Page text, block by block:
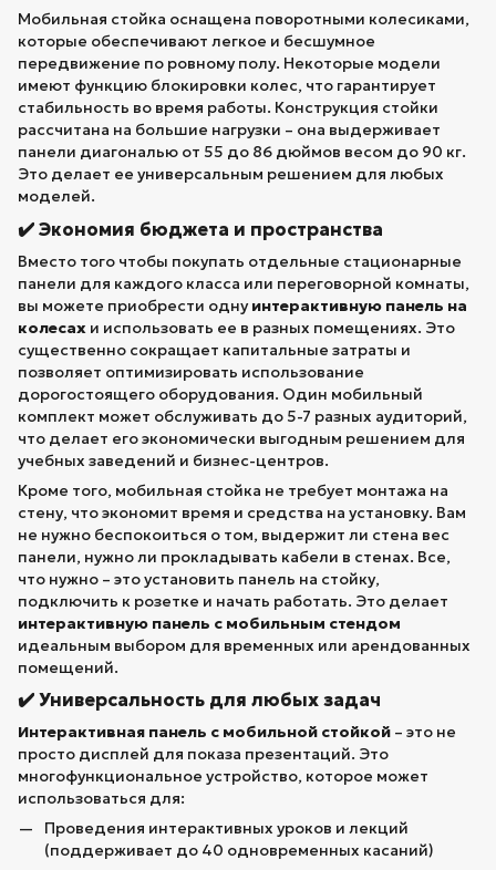
Мобильная стойка оснащена поворотными колесиками,
которые обеспечивают легкое и бесшумное
передвижение по ровному полу. Некоторые модели
имеют функцию блокировки колес, что гарантирует
стабильность во время работы. Конструкция стойки
рассчитана на большие нагрузки – она выдерживает
панели диагональю от 55 до 86 дюймов весом до 90 кг.
Это делает ее универсальным решением для любых
моделей.
✔️ Экономия бюджета и пространства
Вместо того чтобы покупать отдельные стационарные
панели для каждого класса или переговорной комнаты,
вы можете приобрести однуинтерактивную панель на
колесах и использовать ее в разных помещениях. Это
существенно сокращает капитальные затраты и
позволяет оптимизировать использование
дорогостоящего оборудования. Один мобильный
комплект может обслуживать до 5-7 разных аудиторий,
что делает его экономически выгодным решением для
учебных заведений и бизнес-центров.
Кроме того, мобильная стойка не требует монтажа на
стену, что экономит время и средства на установку. Вам
не нужно беспокоиться о том, выдержит ли стена вес
панели, нужно ли прокладывать кабели в стенах. Все,
что нужно – это установить панель на стойку,
подключить к розетке и начать работать. Это делает
интерактивную панель с мобильным стендом
идеальным выбором для временных или арендованных
помещений.
✔️ Универсальность для любых задач
Интерактивная панель с мобильной стойкой – это не
просто дисплей для показа презентаций. Это
многофункциональное устройство, которое может
использоваться для:
Проведения интерактивных уроков и лекций
(поддерживает до 40 одновременных касаний)